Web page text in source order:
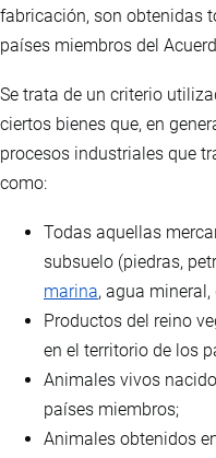
fabricación, son obtenidas
países miembros del
Se trata de un criterio
ciertos bienes que, en
procesos industriales que
como:
Todas aquellas
subsuelo (piedras,
marina, agua
Productos del reino
en el territorio de los
Animales vivos
países miembros;
Animales obtenidos